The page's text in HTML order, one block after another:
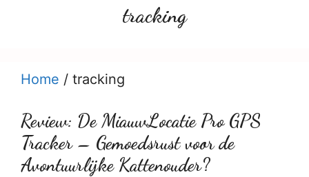
tracking
Home / tracking
Review: De MiauwLocatie Pro GPS
Tracker – Gemoedsrust voor de
Avontuurlijke Kattenouder?